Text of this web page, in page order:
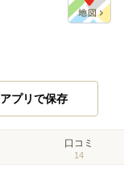
アプリで保存
口コミ
14